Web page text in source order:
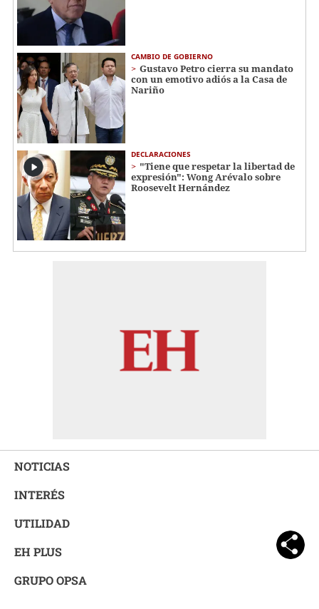
CAMBIO DE GOBIERNO
Gustavo Petro cierra su mandato
con un emotivo adiós a la Casa de
Nariño
DECLARACIONES
"Tiene que respetar la libertad de
expresión": Wong Arévalo sobre
Roosevelt Hernández
NOTICIAS
INTERÉS
UTILIDAD
EH PLUS
GRUPO OPSA